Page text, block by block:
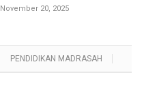
November 20, 2025
PENDIDIKAN MADRASAH